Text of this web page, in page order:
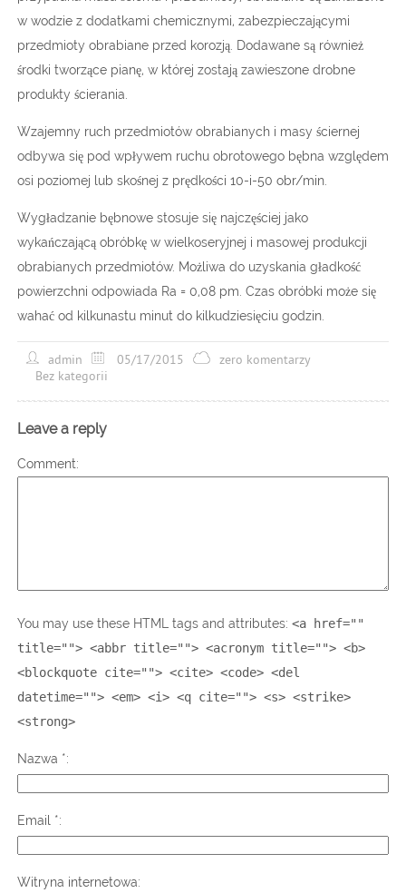
w wodzie z dodatkami chemicznymi, zabezpieczającymi
przedmioty obrabiane przed korozją. Dodawane są również
środki tworzące pianę, w której zostają zawieszone drobne
produkty ścierania.
Wzajemny ruch przedmiotów obrabianych i masy ściernej
odbywa się pod wpływem ruchu obrotowego bębna względem
osi poziomej lub skośnej z prędkości 10-i-50 obr/min.
Wygładzanie bębnowe stosuje się najczęściej jako
wykańczającą obróbkę w wielkoseryjnej i masowej produkcji
obrabianych przedmiotów. Możliwa do uzyskania gładkość
powierzchni odpowiada Ra = 0,08 pm. Czas obróbki może się
wahać od kilkunastu minut do kilkudziesięciu godzin.
admin 05/17/2015
zero komentarzy
Bez kategorii
Leave a reply
Comment
You may use these HTML tags and attributes: <a href=""
title=""> <abbr title=""> <acronym title=""> <b>
<blockquote cite=""> <cite> <code> <del
datetime=""> <em> <i> <q cite=""> <s> <strike>
<strong>
Nazwa *
Email *
Witryna internetowa